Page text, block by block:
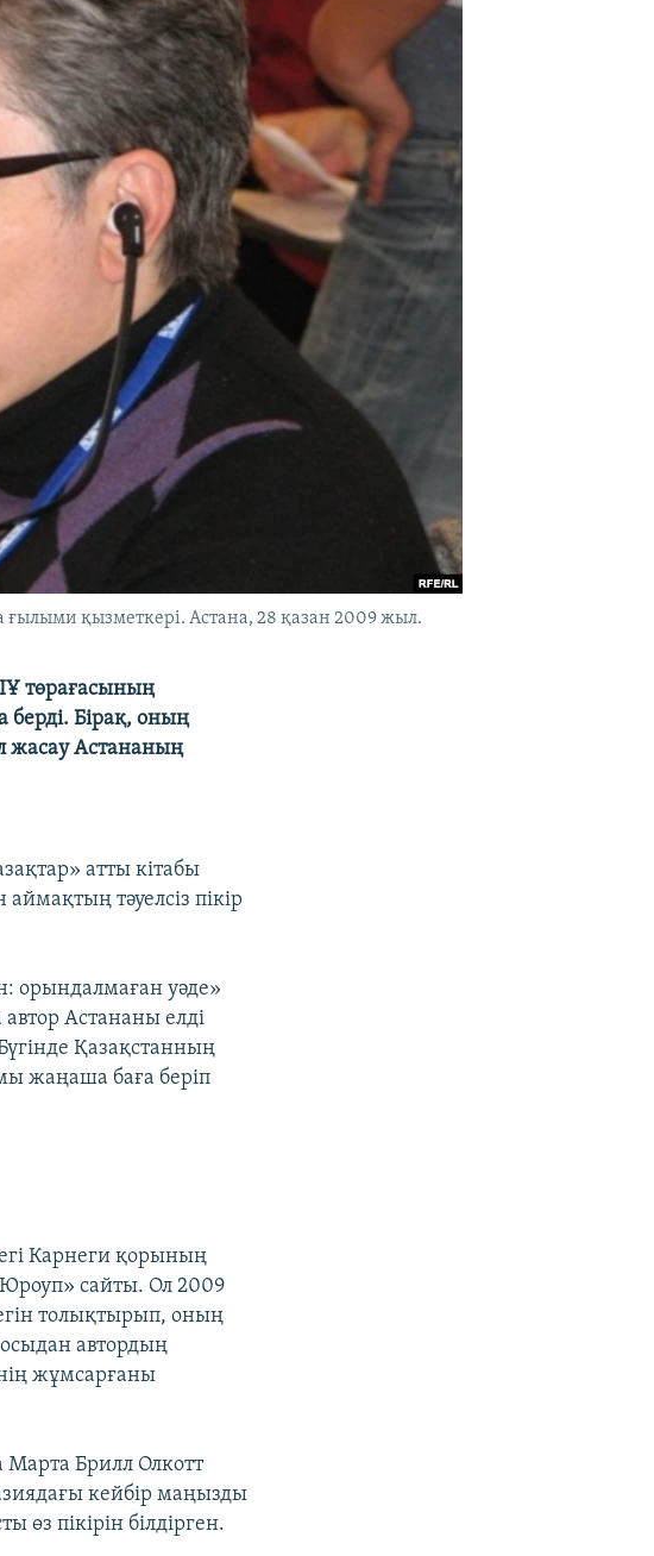
қызметкері. Астана, 28 қазан 2009 жыл.
төрағасының
берді. Бірақ, оның
жасау Астананың
атты кітабы
тәуелсіз пікір
орындалмаған уәде»
Астананы елді
Қазақстанның
жаңаша баға беріп
Карнеги қорының
сайты. Ол 2009
толықтырып, оның
автордың
жұмсарғаны
Марта Брилл Олкотт
кейбір маңызды
өз пікірін білдірген.